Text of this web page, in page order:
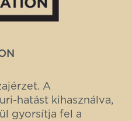
A
hatást kihasználva,
gyorsítja fel a